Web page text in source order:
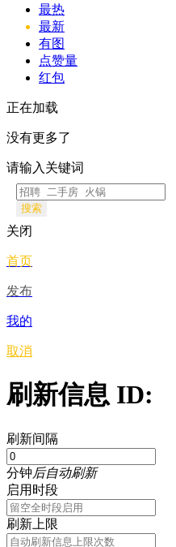
最热
最新
有图
点赞量
红包
正在加载
没有更多了
请输入关键词
搜索
关闭
首页
发布
我的
取消
刷新信息 ID:
刷新间隔
分钟后自动刷新
启用时段
刷新上限